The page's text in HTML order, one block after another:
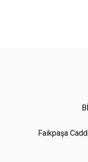
Faikpaşa